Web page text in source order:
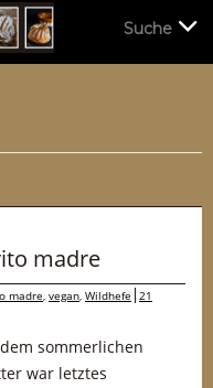
madre
madre, vegan, Wildhefe 21
sommerlichen
war letztes
Suche
Suche